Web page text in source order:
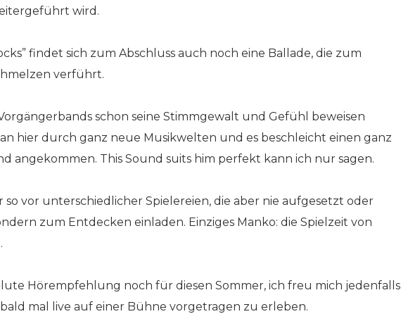
wird.
findet sich zum Abschluss auch noch eine Ballade, die zum
verführt.
schon seine Stimmgewalt und Gefühl beweisen
hier durch ganz neue Musikwelten und es beschleicht einen ganz
angekommen. This Sound suits him perfekt kann ich nur sagen.
so vor unterschiedlicher Spielereien, die aber nie aufgesetzt oder
zum Entdecken einladen. Einziges Manko: die Spielzeit von
Hörempfehlung noch für diesen Sommer, ich freu mich jedenfalls
mal live auf einer Bühne vorgetragen zu erleben.